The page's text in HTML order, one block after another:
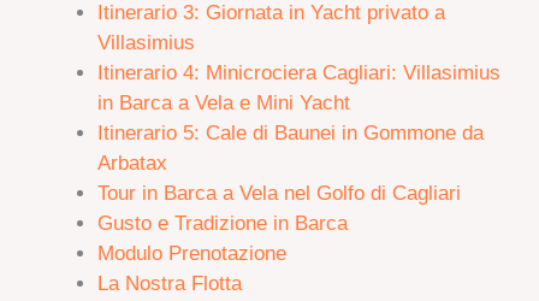
Itinerario 3: Giornata in Yacht privato a
Villasimius
Itinerario 4: Minicrociera Cagliari: Villasimius
in Barca a Vela e Mini Yacht
Itinerario 5: Cale di Baunei in Gommone da
Arbatax
Tour in Barca a Vela nel Golfo di Cagliari
Gusto e Tradizione in Barca
Modulo Prenotazione
La Nostra Flotta